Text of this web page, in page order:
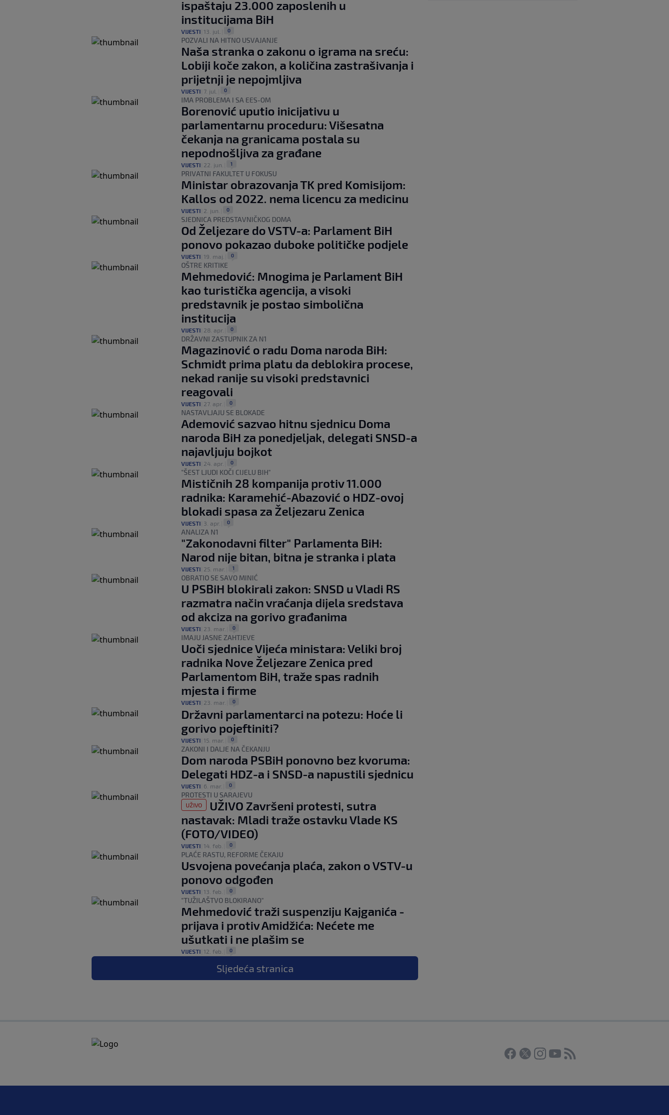
ispaštaju 23.000 zaposlenih u
institucijama BiH
VIJESTI 13. jul. 0
POZVALI NA HITNO USVAJANJE
Naša stranka o zakonu o igrama na sreću:
Lobiji koče zakon, a količina zastrašivanja i
prijetnji je nepojmljiva
VIJESTI 7. jul. 0
IMA PROBLEMA I SA EES-OM
Borenović uputio inicijativu u
parlamentarnu proceduru: Višesatna
čekanja na granicama postala su
nepodnošljiva za građane
VIJESTI 22. jun. 1
PRIVATNI FAKULTET U FOKUSU
Ministar obrazovanja TK pred Komisijom:
Kallos od 2022. nema licencu za medicinu
VIJESTI 2. jun. 0
SJEDNICA PREDSTAVNIČKOG DOMA
Od Željezare do VSTV-a: Parlament BiH
ponovo pokazao duboke političke podjele
VIJESTI 19. maj. 0
OŠTRE KRITIKE
Mehmedović: Mnogima je Parlament BiH
kao turistička agencija, a visoki
predstavnik je postao simbolična
institucija
VIJESTI 28. apr. 0
DRŽAVNI ZASTUPNIK ZA N1
Magazinović o radu Doma naroda BiH:
Schmidt prima platu da deblokira procese,
nekad ranije su visoki predstavnici
reagovali
VIJESTI 27. apr. 0
NASTAVLJAJU SE BLOKADE
Ademović sazvao hitnu sjednicu Doma
naroda BiH za ponedjeljak, delegati SNSD-a
najavljuju bojkot
VIJESTI 24. apr. 0
"ŠEST LJUDI KOČI CIJELU BIH"
Mističnih 28 kompanija protiv 11.000
radnika: Karamehić-Abazović o HDZ-ovoj
blokadi spasa za Željezaru Zenica
VIJESTI 3. apr. 0
ANALIZA N1
"Zakonodavni filter" Parlamenta BiH:
Narod nije bitan, bitna je stranka i plata
VIJESTI 25. mar. 1
OBRATIO SE SAVO MINIĆ
U PSBiH blokirali zakon: SNSD u Vladi RS
razmatra način vraćanja dijela sredstava
od akciza na gorivo građanima
VIJESTI 23. mar. 0
IMAJU JASNE ZAHTJEVE
Uoči sjednice Vijeća ministara: Veliki broj
radnika Nove Željezare Zenica pred
Parlamentom BiH, traže spas radnih
mjesta i firme
VIJESTI 23. mar. 0
Državni parlamentarci na potezu: Hoće li
gorivo pojeftiniti?
VIJESTI 15. mar. 0
ZAKONI I DALJE NA ČEKANJU
Dom naroda PSBiH ponovno bez kvoruma:
Delegati HDZ-a i SNSD-a napustili sjednicu
VIJESTI 6. mar. 0
PROTESTI U SARAJEVU
UŽIVO
UŽIVO Završeni protesti, sutra
nastavak: Mladi traže ostavku Vlade KS
(FOTO/VIDEO)
VIJESTI 14. feb. 0
PLAĆE RASTU, REFORME ČEKAJU
Usvojena povećanja plaća, zakon o VSTV-u
ponovo odgođen
VIJESTI 13. feb. 0
"TUŽILAŠTVO BLOKIRANO"
Mehmedović traži suspenziju Kajganića -
prijava i protiv Amidžića: Nećete me
ušutkati i ne plašim se
VIJESTI 12. feb. 0
Sljedeća stranica